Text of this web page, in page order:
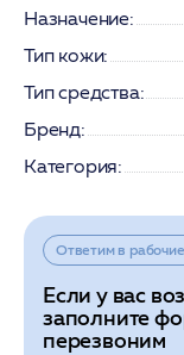
Назначение:
Тип кожи:
Тип средства:
Бренд:
Категория:
Ответим в
Если у вас
заполните
перезвоним